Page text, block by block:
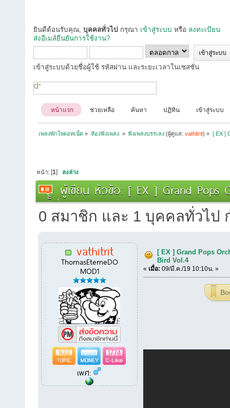
ยินดีต้อนรับคุณ, บุคคลทั่วไป กรุณา เข้าสู่ระบบ หรือ ลงทะเบียน
ส่งอีเมล์ยืนยันการใช้งาน?
เข้าสู่ระบบด้วยชื่อผู้ใช้ รหัสผ่าน และระยะเวลาในเซสชั่น
หน้าแรก ช่วยเหลือ ค้นหา ปฏิทิน เข้าสู่ระบบ
เพลงพักใจดอทเน็ต » ห้องฟังเพลง » ฟังเพลงบรรเลง (ผู้ดูแล:vathitrit) » [ EX ]
หน้า: [1] ลงล่าง
ผู้เขียน หัวข้อ: [ EX ] Grand Pops
ครั้ง)
0 สมาชิก และ 1 บุคคลทั่วไป
vathitrit
ThomasEtemeDO
MOD1
922
1774
เพศ:
[ EX ] Grand Pops
Bird Vol.4
« เมื่อ: 09/มี.ค./19 10:10น. »